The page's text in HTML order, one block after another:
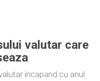
valutar care
incapand cu anul